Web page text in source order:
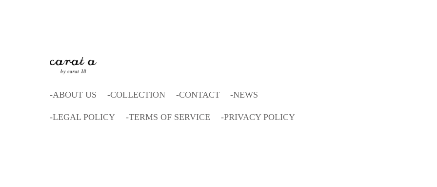
ABOUT US COLLECTION CONTACT NEWS
LEGAL POLICY TERMS OF SERVICE PRIVACY POLICY